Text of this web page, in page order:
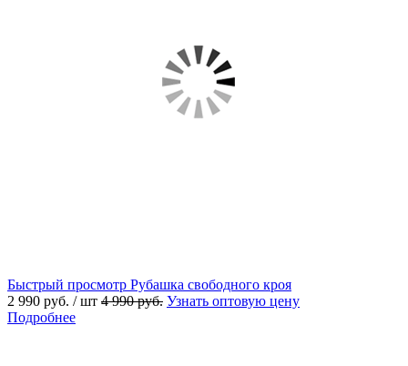
Быстрый просмотр Рубашка свободного кроя
2 990 руб. / шт 4 990 руб. Узнать оптовую цену
Подробнее